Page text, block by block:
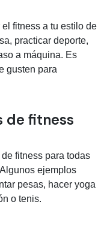
fitness a tu estilo de
practicar deporte,
a máquina. Es
gusten para
de fitness
fitness para todas
ejemplos
pesas, hacer yoga
o tenis.